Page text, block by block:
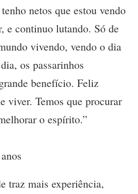
netos que estou vendo
e continuo lutando. Só de
vivendo, vendo o dia
os passarinhos
benefício. Feliz
viver. Temos que procurar
o espírito.”
traz mais experiência,